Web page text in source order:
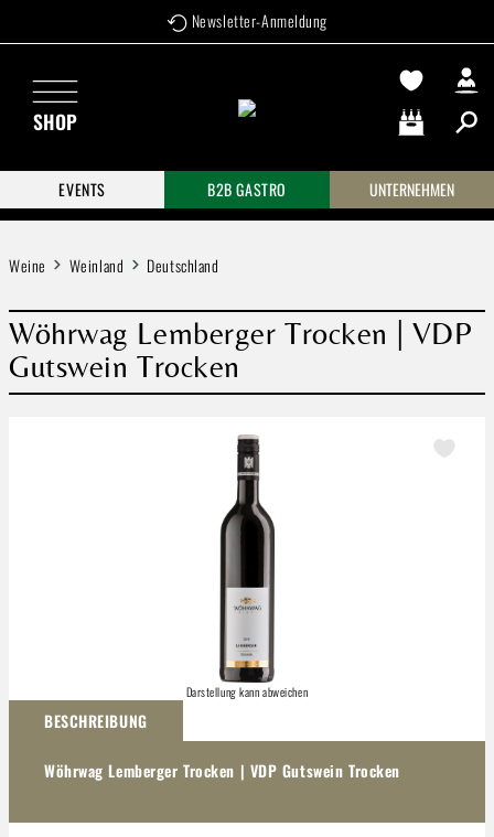
Zum Hauptinhalt springen Newsletter-Anmeldung
SHOP
Warenkorb
EVENTS
B2B GASTRO UNTERNEHMEN
Weine Weinland Deutschland
Wöhrwag Lemberger Trocken | VDP
Gutswein Trocken
Darstellung kann abweichen
BESCHREIBUNG
Wöhrwag Lemberger Trocken | VDP Gutswein Trocken